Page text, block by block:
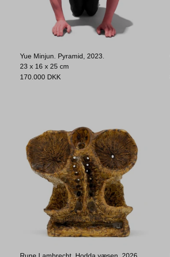
Yue Minjun. Pyramid, 2023.
23 x 16 x 25 cm
170.000 DKK
Rune Lambrecht. Hodda væsen, 2026.